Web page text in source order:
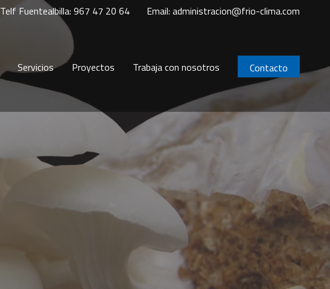
Telf Fuentealbilla: 967 47 20 64 Email: administracion@frio-clima.com
Servicios Proyectos Trabaja con nosotros Contacto